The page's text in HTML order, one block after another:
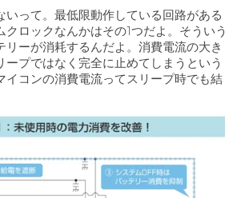
いって。最低限動作している回路がある
ロックなんかはその1つだよ。そういう
リーが消耗するんだよ。消費電流の大き
ープではなく完全に止めてしまうという
イコンの消費電流ってスリープ時でも結